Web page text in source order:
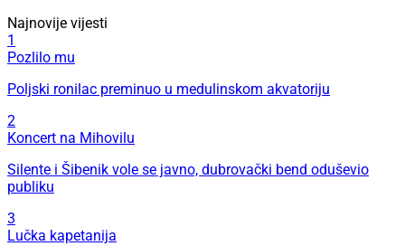
Najnovije vijesti
1
Pozlilo mu
Poljski ronilac preminuo u medulinskom akvatoriju
2
Koncert na Mihovilu
Silente i Šibenik vole se javno, dubrovački bend oduševio
publiku
3
Lučka kapetanija